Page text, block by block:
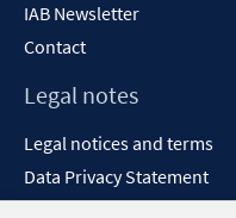
IAB Newsletter
Contact
Legal notes
Legal notices and terms
Data Privacy Statement